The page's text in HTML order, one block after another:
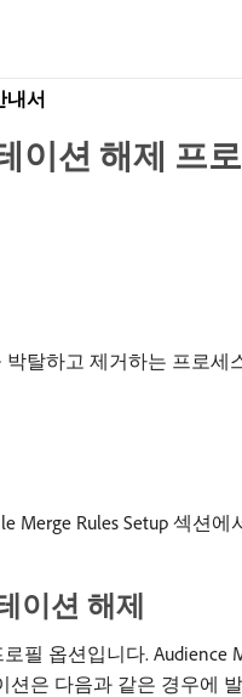
내서
이션 해제 프
탈하고 제거하는 프로
Rules Setup 섹션
이션 해제
필 옵션입니다. Audience
은 다음과 같은 경우에